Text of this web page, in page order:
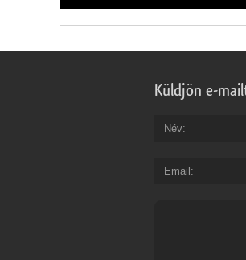
Küldjön e-
Név
Email